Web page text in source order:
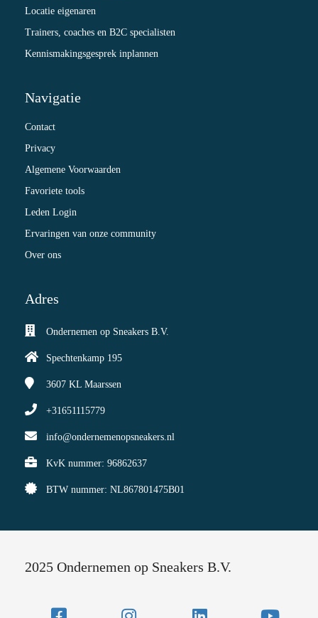
Locatie eigenaren
Trainers, coaches en B2C specialisten
Kennismakingsgesprek inplannen
Navigatie
Contact
Privacy
Algemene Voorwaarden
Favoriete tools
Leden Login
Ervaringen van onze community
Over ons
Adres
Ondernemen op Sneakers B.V.
Spechtenkamp 195
3607 KL Maarssen
+31651115779
info@ondernemenopsneakers.nl
KvK nummer: 96862637
BTW nummer: NL867801475B01
2025 Ondernemen op Sneakers B.V.